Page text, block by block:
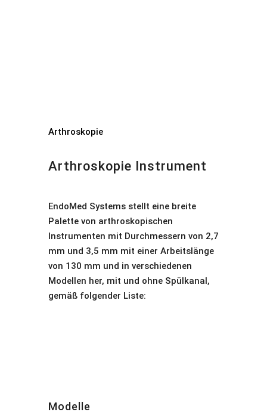
Arthroskopie
Arthroskopie Instrument
EndoMed Systems stellt eine breite
Palette von arthroskopischen
Instrumenten mit Durchmessern von 2,7
mm und 3,5 mm mit einer Arbeitslänge
von 130 mm und in verschiedenen
Modellen her, mit und ohne Spülkanal,
gemäß folgender Liste:
Modelle